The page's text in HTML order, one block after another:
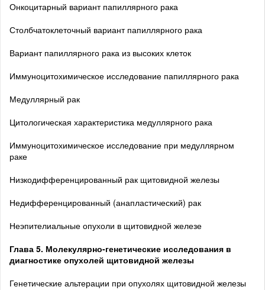
Онкоцитарный вариант папиллярного рака
Столбчатоклеточный вариант папиллярного рака
Вариант папиллярного рака из высоких клеток
Иммуноцитохимическое исследование папиллярного рака
Медуллярный рак
Цитологическая характеристика медуллярного рака
Иммуноцитохимическое исследование при медуллярном
раке
Низкодифференцированный рак щитовидной железы
Недифференцированный (анапластический) рак
Неэпителиальные опухоли в щитовидной железе
Глава 5. Молекулярно-генетические исследования в
диагностике опухолей щитовидной железы
Генетические альтерации при опухолях щитовидной железы